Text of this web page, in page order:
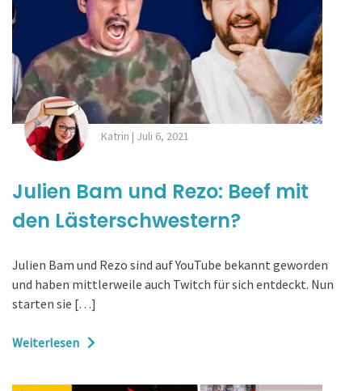
Katrin | Juli 6, 2021
Julien Bam und Rezo: Beef mit
den Lästerschwestern?
Julien Bam und Rezo sind auf YouTube bekannt geworden
und haben mittlerweile auch Twitch für sich entdeckt. Nun
starten sie […]
Weiterlesen